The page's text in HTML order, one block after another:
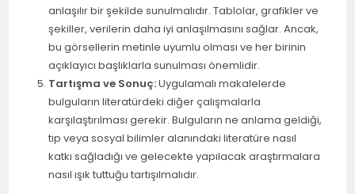
anlaşılır bir şekilde sunulmalıdır. Tablolar, grafikler ve
şekiller, verilerin daha iyi anlaşılmasını sağlar. Ancak,
bu görsellerin metinle uyumlu olması ve her birinin
açıklayıcı başlıklarla sunulması önemlidir.
Tartışma ve Sonuç:Uygulamalı makalelerde
bulguların literatürdeki diğer çalışmalarla
karşılaştırılması gerekir. Bulguların ne anlama geldiği,
tıp veya sosyal bilimler alanındaki literatüre nasıl
katkı sağladığı ve gelecekte yapılacak araştırmalara
nasıl ışık tuttuğu tartışılmalıdır.